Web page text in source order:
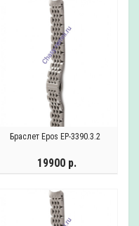
Браслет Epos EP-3390.3.2
19900 р.